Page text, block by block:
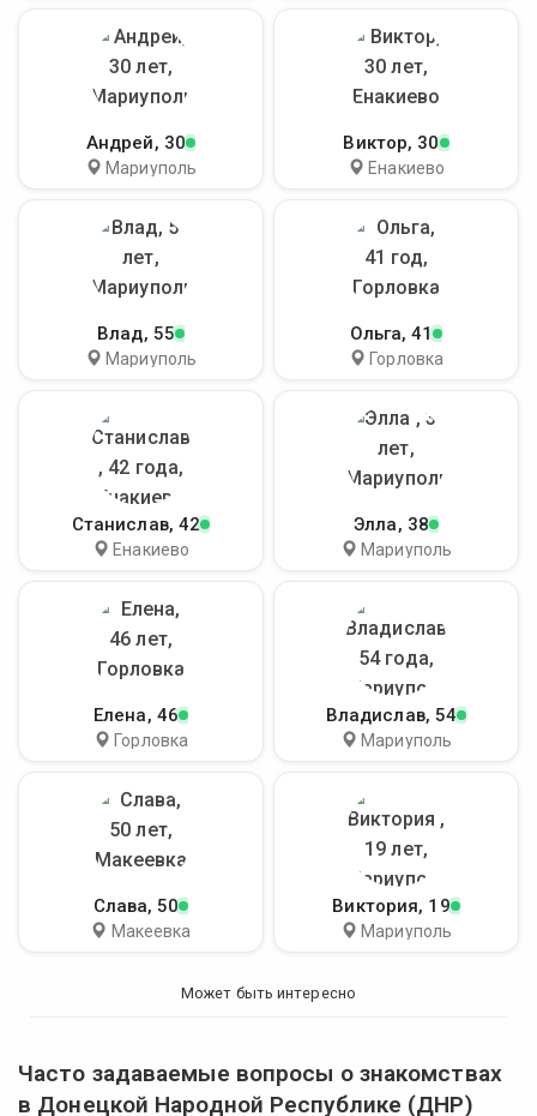
Андрей, 30
Мариуполь
Виктор, 30
Енакиево
Влад, 55
Мариуполь
Ольга, 41
Горловка
Станислав, 42
Енакиево
Элла, 38
Мариуполь
Елена, 46
Горловка
Владислав, 54
Мариуполь
Слава, 50
Макеевка
Виктория, 19
Мариуполь
Может быть интересно
Часто задаваемые вопросы о знакомствах
в Донецкой Народной Республике (ДНР)